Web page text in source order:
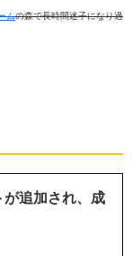
ムの森で長時間迷子になり過
が追加され、成